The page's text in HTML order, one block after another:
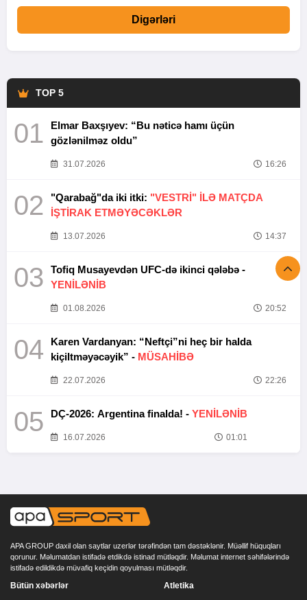
Digərləri
TOP 5
01
Elmar Baxşıyev: “Bu nəticə hamı üçün
gözlənilməz oldu”
31.07.2026 16:26
02 "Qarabağ"da iki itki: "VESTRİ" İLƏ MATÇDA
İŞTİRAK ETMƏYƏCƏKLƏR
13.07.2026 14:37
03
Tofiq Musayevdən UFC-də ikinci qələbə -
YENİLƏNİB
01.08.2026 20:52
04
Karen Vardanyan: “Neftçi”ni heç bir halda
kiçiltməyəcəyik” - MÜSAHİBƏ
22.07.2026 22:26
05 DÇ-2026: Argentina finalda! - YENİLƏNİB
16.07.2026 01:01
APA GROUP daxil olan saytlar uzerlər tərəfindən tam dəstəklənir. Müəllif hüquqları
qorunur. Məlumatdan istifadə etdikdə istinad mütləqdir. Məlumat internet səhifələrində
istifadə edildikdə müvafiq keçidin qoyulması mütləqdir.
Bütün xəbərlər Atletika